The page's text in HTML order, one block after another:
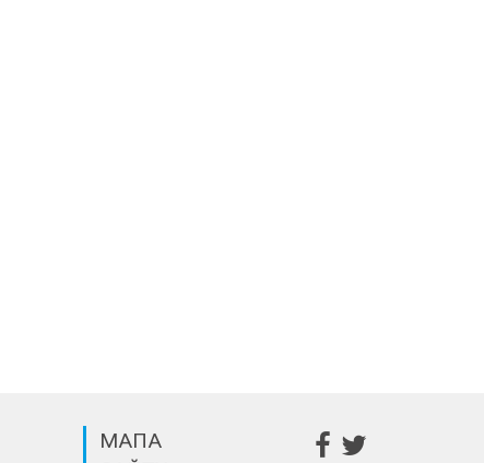
МАПА